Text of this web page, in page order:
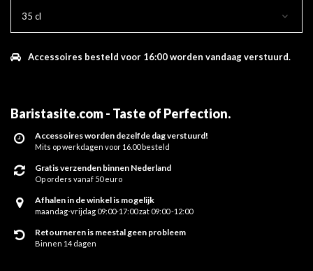
35 cl
Accessoires besteld voor 16:00 worden vandaag verstuurd.
Baristasite.com - Taste of Perfection.
Accessoires worden dezelfde dag verstuurd!
Mits op werkdagen voor 16.00 besteld
Gratis verzenden binnen Nederland
Op orders vanaf 50 euro
Afhalen in de winkel is mogelijk
maandag-vrijdag 09:00-17:00 zat 09:00 -12:00
Retourneren is meestal geen probleem
Binnen 14 dagen